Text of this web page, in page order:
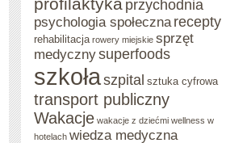
przychodnia
psychologia społeczna recepty
rehabilitacja rowery miejskie sprzęt
medycznysuperfoods
szkołaszpital sztuka cyfrowa
transport publiczny
Wakacje wakacje z dziećmi wellness w
hotelach wiedza medyczna